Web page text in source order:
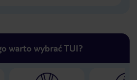
warto wybrać TUI?